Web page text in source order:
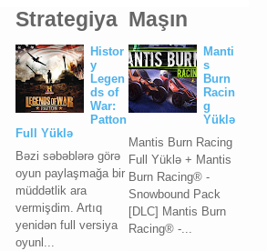
Maşın
Manti
s
Burn
Racin
g
Yüklə
Mantis Burn Racing
Full Yüklə + Mantis
Burn Racing® -
Snowbound Pack
[DLC] Mantis Burn
Racing® -...
Strategiya
Histor
y
Legen
ds of
War:
Patton
Full Yüklə
Bəzi səbəblərə görə
oyun paylaşmağa bir
müddətlik ara
vermişdim. Artıq
yenidən full versiya
oyunl...